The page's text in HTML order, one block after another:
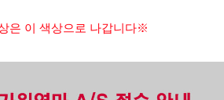
은 이 색상으로 나갑니다※